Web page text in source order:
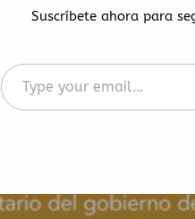
Suscríbete ahora para
Type
your